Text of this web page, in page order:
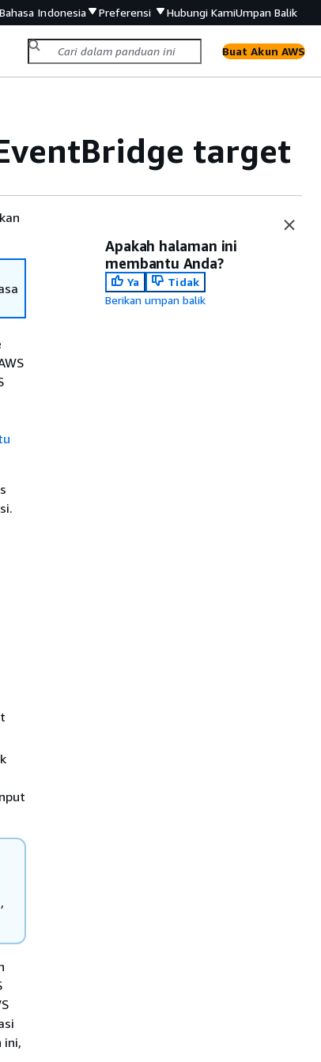
Bahasa Indonesia Preferensi Hubungi KamiUmpan Balik
Buat Akun AWS
target
ini,
Apakah halaman ini
membantu Anda?
Ya
Tidak
Berikan umpan balik